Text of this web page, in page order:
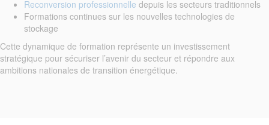
Reconversion professionnelle depuis les secteurs traditionnels
Formations continues sur les nouvelles technologies de
stockage
Cette dynamique de formation représente un investissement
stratégique pour sécuriser l’avenir du secteur et répondre aux
ambitions nationales de transition énergétique.